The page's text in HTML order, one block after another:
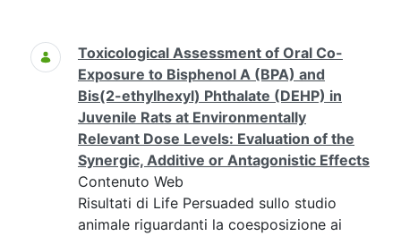
Ricerca
Toxicological Assessment of Oral Co-
Exposure to Bisphenol A (BPA) and
Bis(2-ethylhexyl) Phthalate (DEHP) in
Juvenile Rats at Environmentally
Relevant Dose Levels: Evaluation of the
Synergic, Additive or Antagonistic Effects
Contenuto Web
Risultati di Life Persuaded sullo studio
animale riguardanti la coesposizione ai